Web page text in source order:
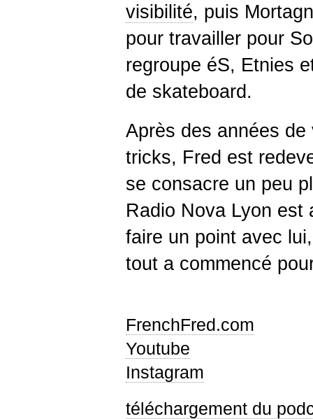
visibilité, puis
pour travailler pour
regroupe éS, Etnies
de skateboard.
Après des années de
tricks, Fred est
se consacre un peu
Radio Nova Lyon est
faire un point avec
tout a commencé
FrenchFred.com
Youtube
Instagram
téléchargement du